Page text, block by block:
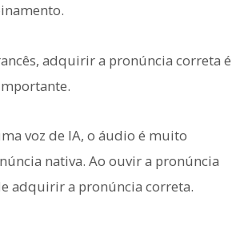
adquirir a pronúncia correta é
voz de IA, o áudio é muito
nativa. Ao ouvir a pronúncia
adquirir a pronúncia correta.